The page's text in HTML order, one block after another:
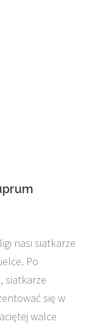
nasi siatkarze
Po
siatkarze
się w
walce